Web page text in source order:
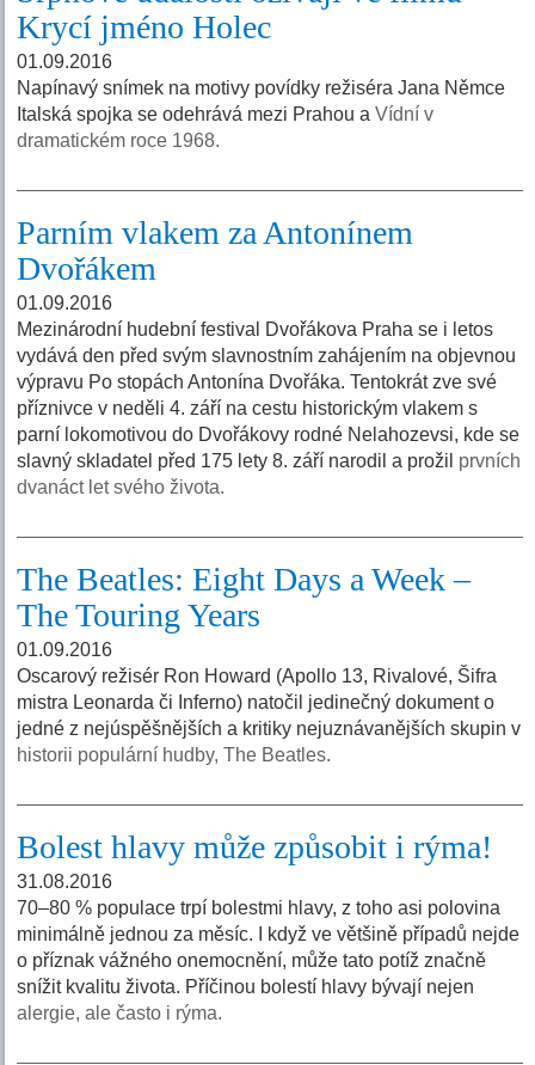
Krycí jméno Holec
01.09.2016
Napínavý snímek na motivy povídky režiséra Jana Němce
Italská spojka se odehrává mezi Prahou aVídní v
dramatickém roce 1968.
Parním vlakem za Antonínem
Dvořákem
01.09.2016
Mezinárodní hudební festival Dvořákova Praha se i letos
vydává den před svým slavnostním zahájením na objevnou
výpravu Po stopách Antonína Dvořáka. Tentokrát zve své
příznivce v neděli 4. září na cestu historickým vlakem s
parní lokomotivou do Dvořákovy rodné Nelahozevsi, kde se
slavný skladatel před 175 lety 8. září narodil a prožil prvních
dvanáct let svého života.
The Beatles: Eight Days a Week –
The Touring Years
01.09.2016
Oscarový režisér Ron Howard (Apollo 13, Rivalové, Šifra
mistra Leonarda či Inferno) natočil jedinečný dokument o
jedné z nejúspěšnějších a kritiky nejuznávanějších skupin v
historii populární hudby, The Beatles.
Bolest hlavy může způsobit i rýma!
31.08.2016
70–80 % populace trpí bolestmi hlavy, z toho asi polovina
minimálně jednou za měsíc. I když ve většině případů nejde
o příznak vážného onemocnění, může tato potíž značně
snížit kvalitu života. Příčinou bolestí hlavy bývají nejen
alergie, ale často i rýma.